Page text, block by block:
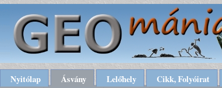
Nyitólap Ásvány Lelőhely
Cikk, Folyóirat